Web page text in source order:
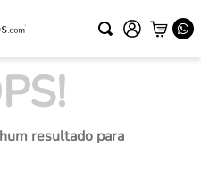
resultado para